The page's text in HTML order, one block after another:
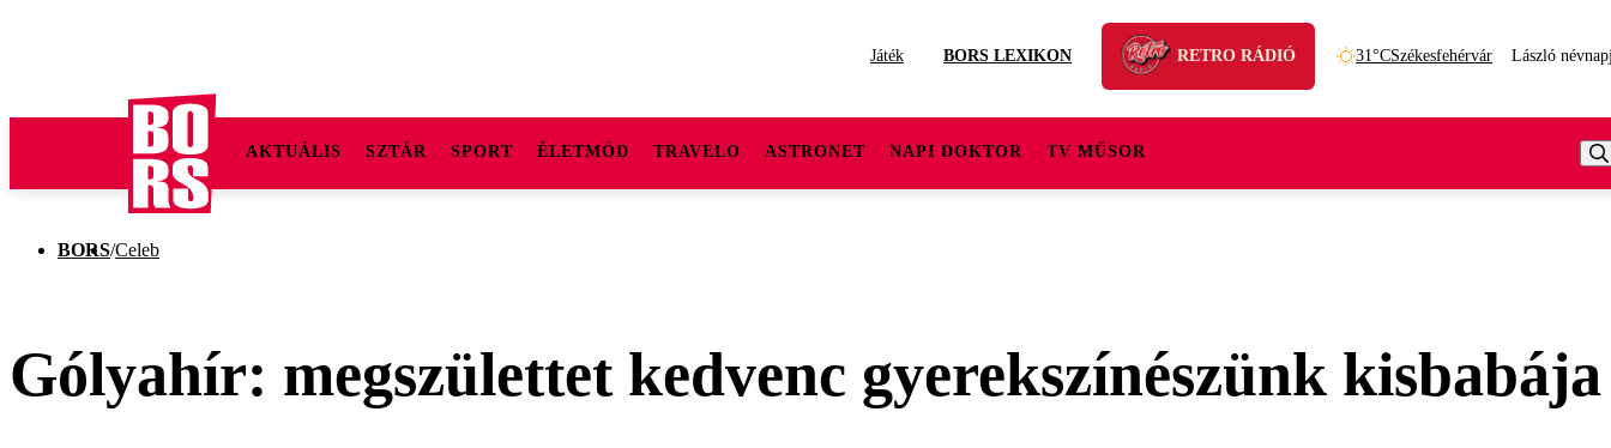
Játék BORS LEXIKON RETRO RÁDIÓ 31°CSzékesfehérvár László
AKTUÁLIS SZTÁR SPORT ÉLETMÓD TRAVELO ASTRONET NAPI DOKTOR TV MŰSOR
BORS/Celeb
Gólyahír: megszülettet kedvenc gyerekszínészünk kisbabája